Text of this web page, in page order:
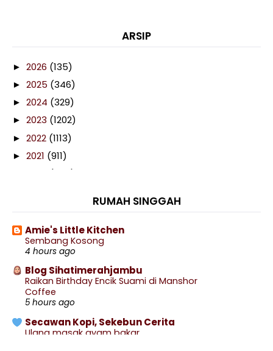
ARSIP
► 2026 (135)
► 2025 (346)
► 2024 (329)
► 2023 (1202)
► 2022 (1113)
► 2021 (911)
(460)
► 2017(359)
►2016(538)
(402)
▼December(77)
Pencapaian Blog Sepanjang 2015
Cashout Nuffnang December 2015
Ranking Alexa azhafizah.com December 2015
RUMAH SINGGAH
Amie's Little Kitchen
Sembang Kosong
4 hours ago
Blog Sihatimerahjambu
Raikan Birthday Encik Suami di Manshor
Coffee
5 hours ago
Secawan Kopi, Sekebun Cerita
Ulang masak ayam bakar